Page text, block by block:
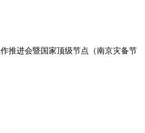
推进会暨国家顶级节点（南京灾备节